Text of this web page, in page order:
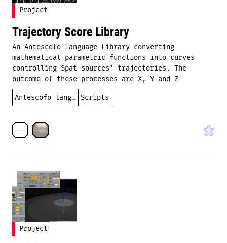
Project
Trajectory Score Library
An Antescofo Language Library converting
mathematical parametric functions into curves
controlling Spat sources' trajectories. The
outcome of these processes are X, Y and Z
Antescofo language Scripts
Project